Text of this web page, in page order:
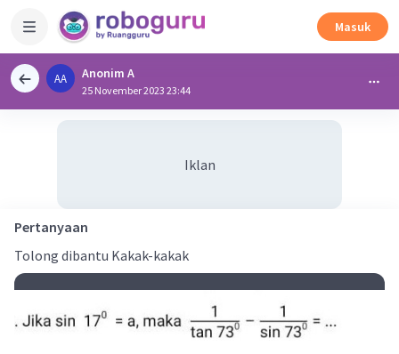
Masuk
AA Anonim A
25 November 2023 23:44
Iklan
Pertanyaan
Tolong dibantu Kakak-kakak